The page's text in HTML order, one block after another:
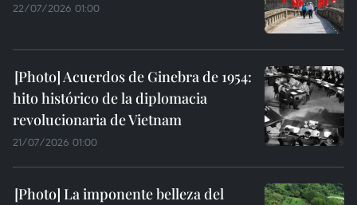
22/07/2026 01:00
Acuerdos de Ginebra de 1954:
hito histórico de la diplomacia
revolucionaria de Vietnam
21/07/2026 01:00
La imponente belleza del